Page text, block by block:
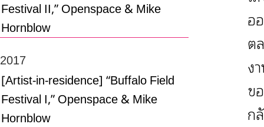
Festival II,” Openspace & Mike
Hornblow
2017
[Artist-in-residence] “Buffalo Field
Festival I,” Openspace & Mike
Hornblow
อ
ต
ง
ข
ก